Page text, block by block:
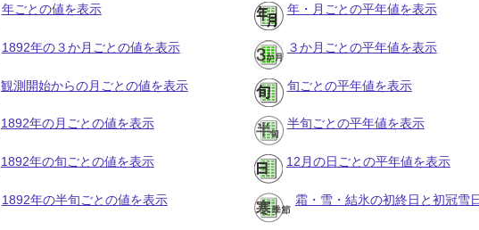
年ごとの値を表示 年・月ごとの平年値を表示
1892年の３か月ごとの値を表示 ３か月ごとの平年値を表示
観測開始からの月ごとの値を表示 旬ごとの平年値を表示
1892年の月ごとの値を表示 半旬ごとの平年値を表示
1892年の旬ごとの値を表示 12月の日ごとの平年値を表示
1892年の半旬ごとの値を表示 霜・雪・結氷の初終日と初冠雪